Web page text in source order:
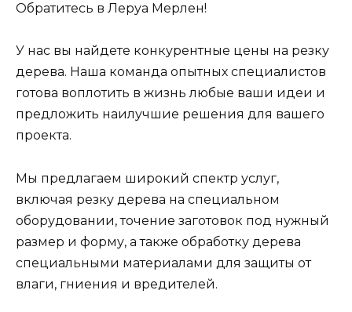
Обратитесь в Леруа Мерлен!
У нас вы найдете конкурентные цены на резку
дерева. Наша команда опытных специалистов
готова воплотить в жизнь любые ваши идеи и
предложить наилучшие решения для вашего
проекта.
Мы предлагаем широкий спектр услуг,
включая резку дерева на специальном
оборудовании, точение заготовок под нужный
размер и форму, а также обработку дерева
специальными материалами для защиты от
влаги, гниения и вредителей.